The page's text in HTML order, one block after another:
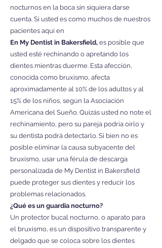
nocturnos en la boca sin siquiera darse
cuenta. Si usted es como muchos de nuestros
pacientes aquí en
En My Dentist in Bakersfield, es posible que
usted esté rechinando o apretando los
dientes mientras duerme. Esta afección,
conocida como bruxismo, afecta
aproximadamente al 10% de los adultos y al
15% de los niños, según la Asociación
Americana del Sueño. Quizás usted no note el
rechinamiento, pero su pareja podría oírlo y
su dentista podrá detectarlo. Si bien no es
posible eliminar la causa subyacente del
bruxismo, usar una férula de descarga
personalizada de My Dentist in Bakersfield
puede proteger sus dientes y reducir los
problemas relacionados.
¿Qué es un guardia nocturno?
Un protector bucal nocturno, o aparato para
el bruxismo, es un dispositivo transparente y
delgado que se coloca sobre los dientes